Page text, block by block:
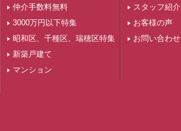
仲介手数料無料
3000万円以下特集
昭和区、千種区、瑞穂区特集
新築戸建て
マンション
スタッフ紹介
お客様の声
お問い合わせ